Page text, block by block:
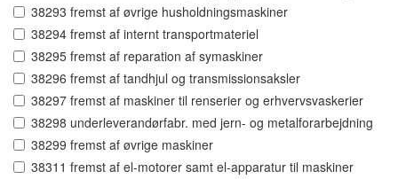
38293 fremst af øvrige husholdningsmaskiner
38294 fremst af internt transportmateriel
38295 fremst af reparation af symaskiner
38296 fremst af tandhjul og transmissionsaksler
38297 fremst af maskiner til renserier og erhvervsvaskerier
38298 underleverandørfabr. med jern- og metalforarbejdning
38299 fremst af øvrige maskiner
38311 fremst af el-motorer samt el-apparatur til maskiner